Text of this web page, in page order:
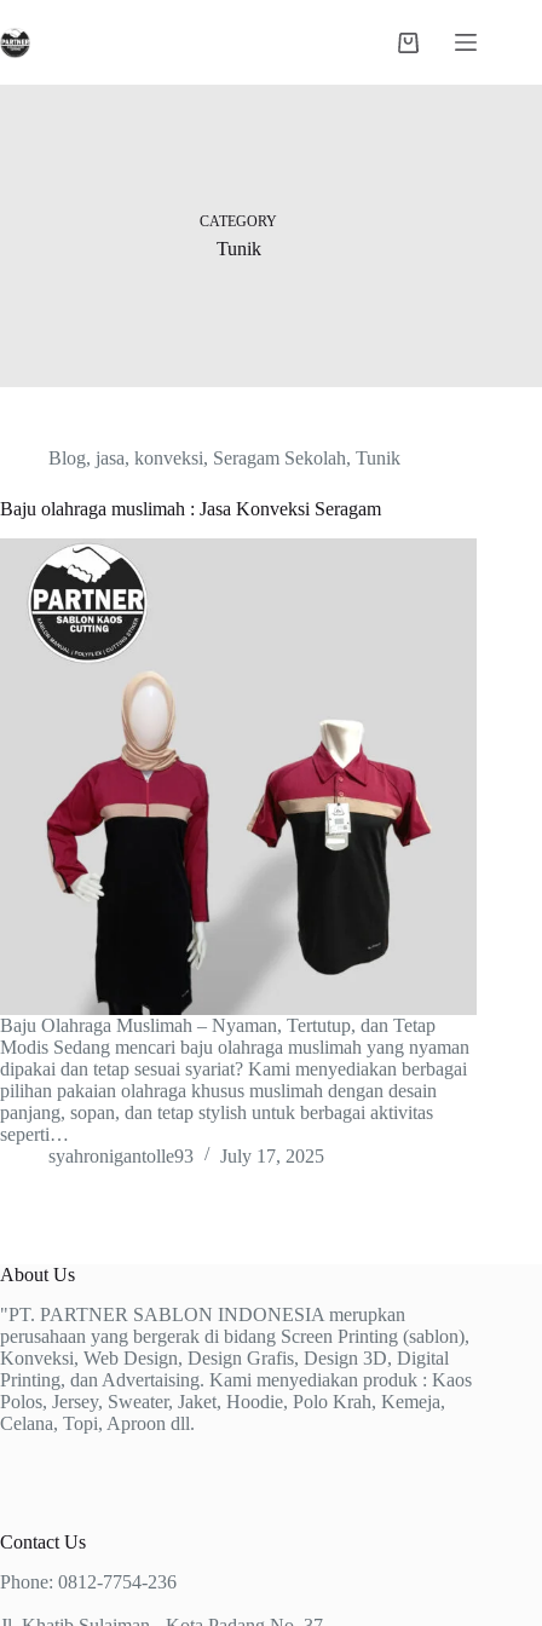
to
content
Shopping
CATEGORY
Tunik
Blog, jasa, konveksi, Seragam Sekolah, Tunik
Baju olahraga muslimah : Jasa Konveksi Seragam
Baju Olahraga Muslimah – Nyaman, Tertutup, dan Tetap
Modis Sedang mencari baju olahraga muslimah yang nyaman
dipakai dan tetap sesuai syariat? Kami menyediakan berbagai
pilihan pakaian olahraga khusus muslimah dengan desain
panjang, sopan, dan tetap stylish untuk berbagai aktivitas
seperti…
syahronigantolle93
July 17, 2025
About Us
"PT. PARTNER SABLON INDONESIA merupkan
perusahaan yang bergerak di bidang Screen Printing (sablon),
Konveksi, Web Design, Design Grafis, Design 3D, Digital
Printing, dan Advertaising. Kami menyediakan produk : Kaos
Polos, Jersey, Sweater, Jaket, Hoodie, Polo Krah, Kemeja,
Celana, Topi, Aproon dll.
Contact Us
Phone: 0812-7754-236